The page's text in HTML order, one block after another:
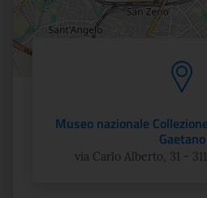
Museo nazionale
Gaetano
via Carlo Alberto, 31 -